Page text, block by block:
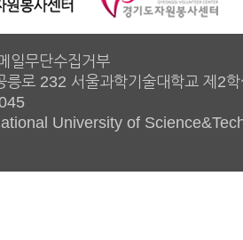
일무단수집거부
로 232 서울과학기술대학교 제2
University of